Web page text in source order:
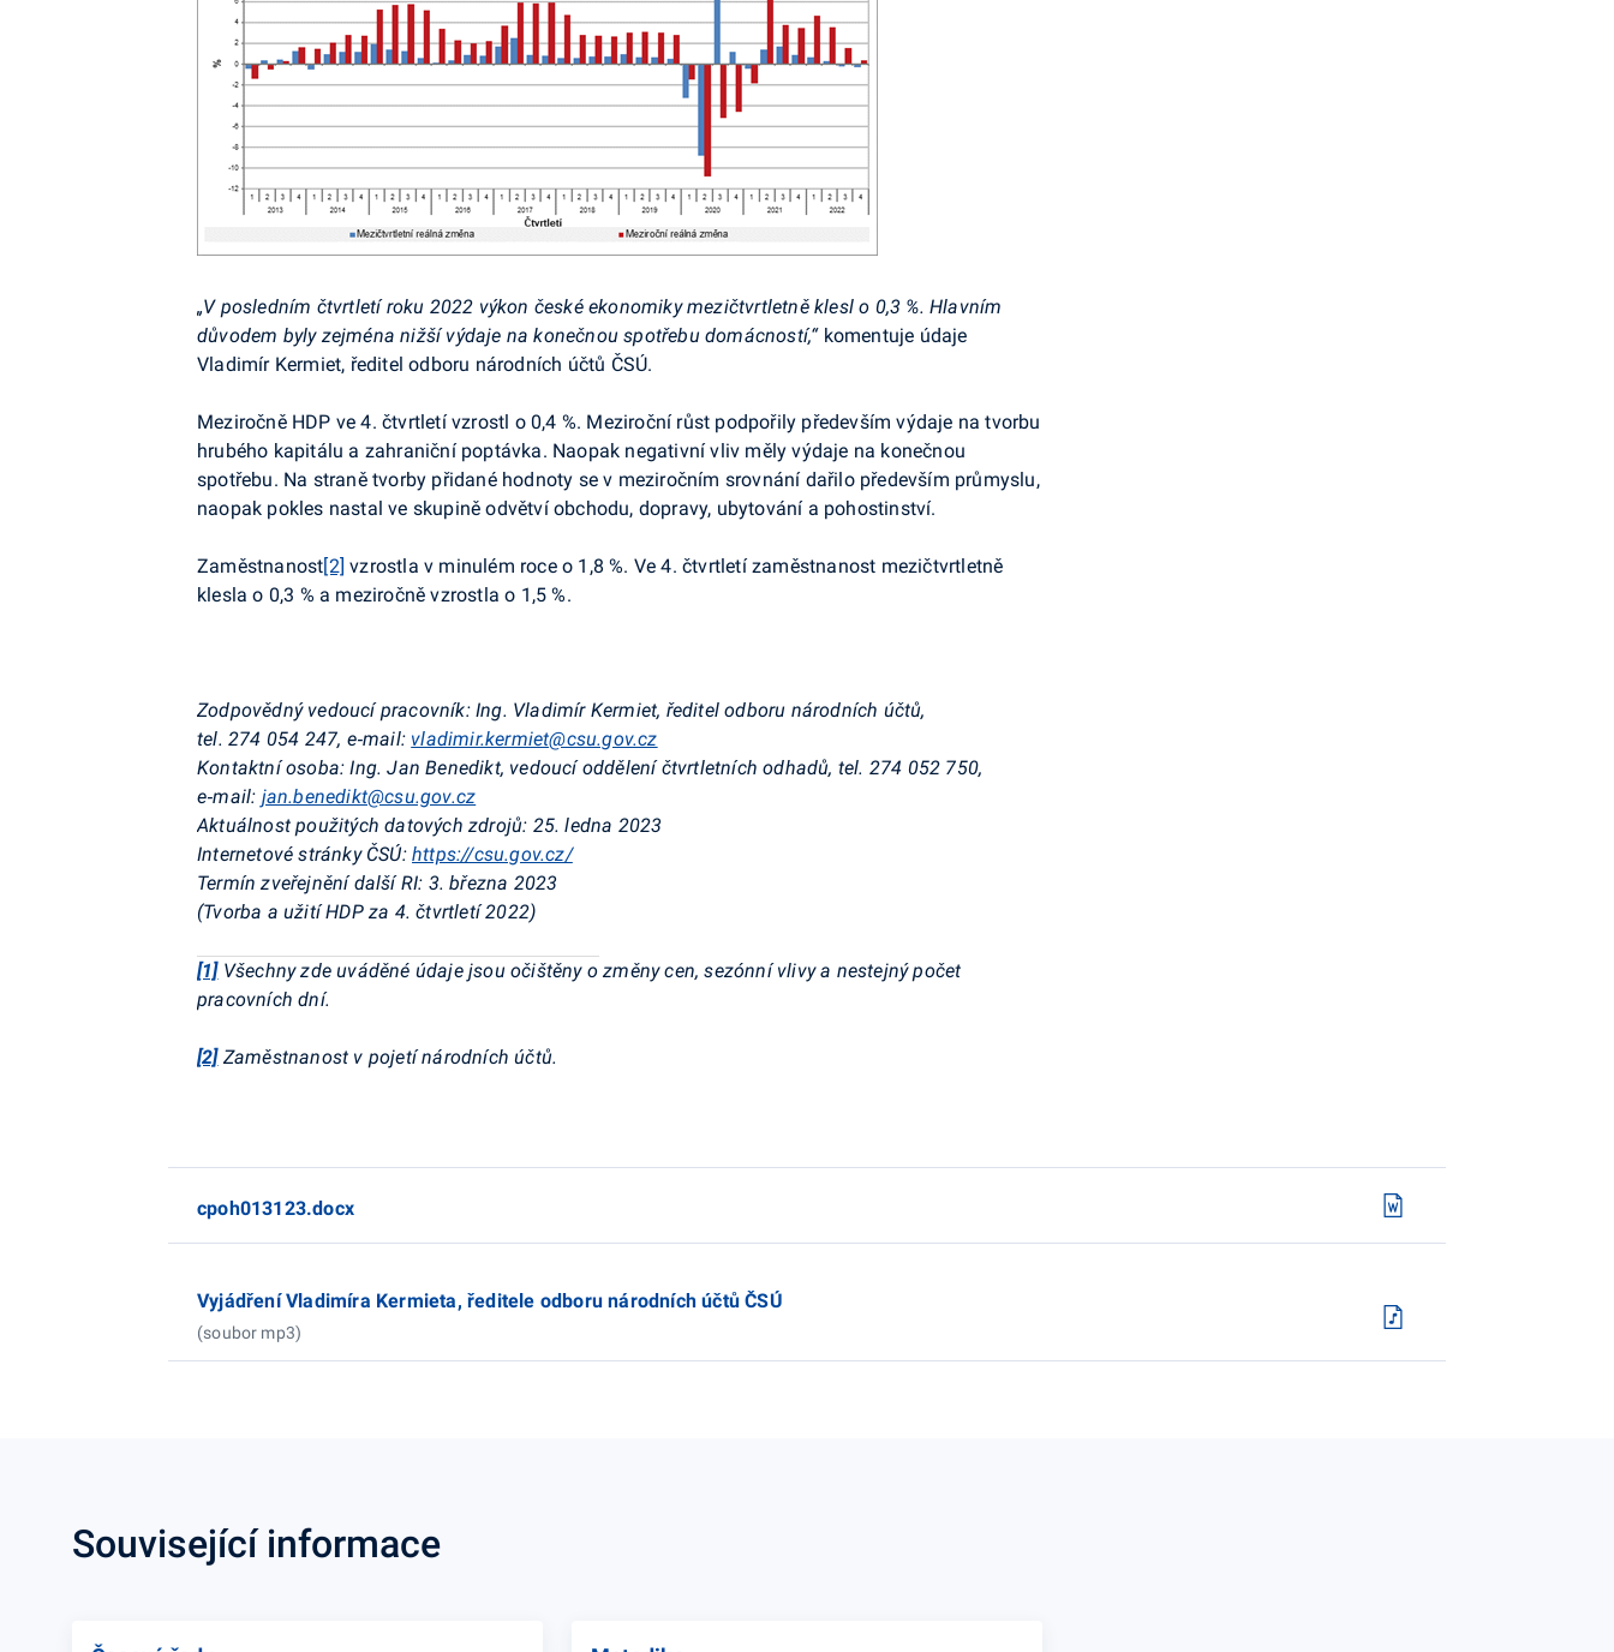
„V posledním čtvrtletí roku 2022 výkon české ekonomiky mezičtvrtletně klesl o 0,3 %. Hlavním
důvodem byly zejména nižší výdaje na konečnou spotřebu domácností,“komentuje údaje
Vladimír Kermiet, ředitel odboru národních účtů ČSÚ.
Meziročně HDP ve 4. čtvrtletí vzrostl o 0,4 %. Meziroční růst podpořily především výdaje na tvorbu
hrubého kapitálu a zahraniční poptávka. Naopak negativní vliv měly výdaje na konečnou
spotřebu. Na straně tvorby přidané hodnoty se v meziročním srovnání dařilo především průmyslu,
naopak pokles nastal ve skupině odvětví obchodu, dopravy, ubytování a pohostinství.
Zaměstnanost[2] vzrostla v minulém roce o 1,8 %. Ve 4. čtvrtletí zaměstnanost mezičtvrtletně
klesla o 0,3 % a meziročně vzrostla o 1,5 %.
Zodpovědný vedoucí pracovník: Ing. Vladimír Kermiet, ředitel odboru národních účtů,
tel. 274 054 247, e‑mail: vladimir.kermiet@csu.gov.cz
Kontaktní osoba: Ing. Jan Benedikt, vedoucí oddělení čtvrtletních odhadů, tel. 274 052 750,
e‑mail: jan.benedikt@csu.gov.cz
Aktuálnost použitých datových zdrojů: 25. ledna 2023
Internetové stránky ČSÚ: https://csu.gov.cz/
Termín zveřejnění další RI: 3. března 2023
(Tvorba a užití HDP za 4. čtvrtletí 2022)
[1] Všechny zde uváděné údaje jsou očištěny o změny cen, sezónní vlivy a nestejný počet
pracovních dní.
[2] Zaměstnanost v pojetí národních účtů.
cpoh013123.docx
Vyjádření Vladimíra Kermieta, ředitele odboru národních účtů ČSÚ
(soubor mp3)
Související informace